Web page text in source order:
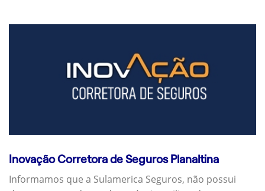
Inovação Corretora de Seguros Planaltina
Informamos que a Sulamerica Seguros, não possui